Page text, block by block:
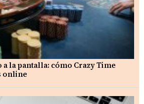
la pantalla: cómo Crazy Time
online